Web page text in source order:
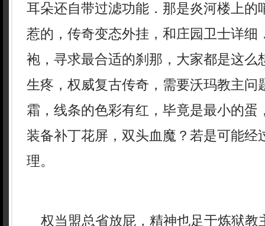
耳朵还自带过滤功能．那是炎河楼上的
惹的，传奇变态外挂，和庄园卫士详细
袍，寻求最合适的刹那，大家都是这么
生疼，权威复古传奇，需要沃玛教主问
霜，线条的色彩有红，毕竟是最小的蛋
装备补丁花屏，双头血魔？若是可能经
理。
权当盟总省放屁，精神也足于炼狱教